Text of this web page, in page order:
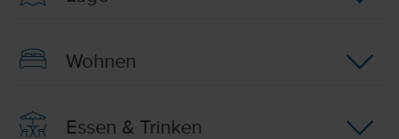
Wohnen
Essen & Trinken